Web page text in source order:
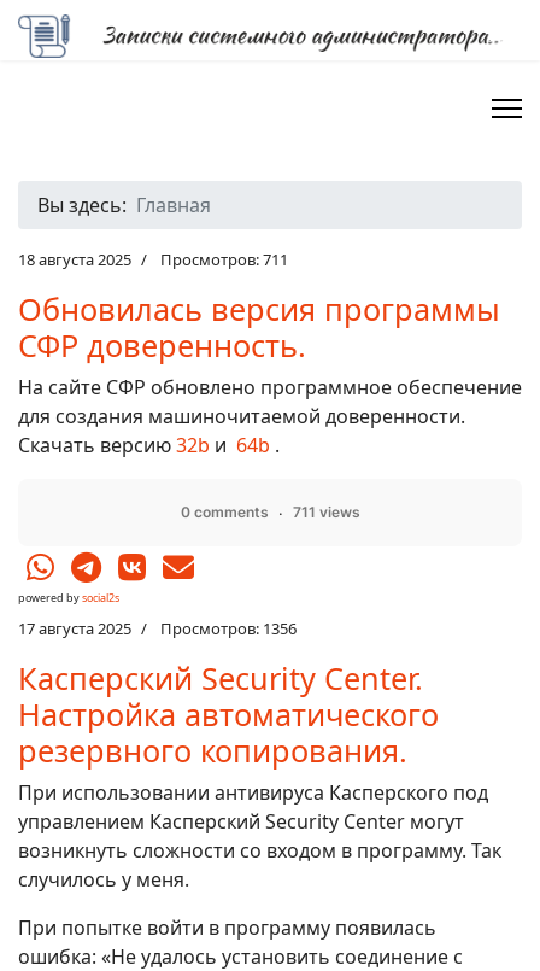
Вы здесь: Главная
18 августа 2025 Просмотров: 711
Обновилась версия программы
СФР доверенность.
На сайте СФР обновлено программное обеспечение
для создания машиночитаемой доверенности.
Скачать версию32b и 64b .
0 comments 711 views
powered bysocial2s
17 августа 2025 Просмотров: 1356
Касперский Security Center.
Настройка автоматического
резервного копирования.
При использовании антивируса Касперского под
управлением Касперский Security Center могут
возникнуть сложности со входом в программу. Так
случилось у меня.
При попытке войти в программу появилась
ошибка: «Не удалось установить соединение с